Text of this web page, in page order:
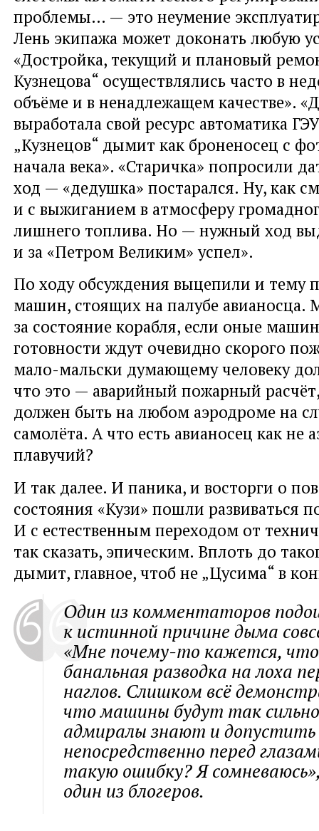
проблемы… — это неумение
Лень экипажа может доконать любую
«Достройка, текущий и плановый
Кузнецова“ осуществлялись часто в
объёме и в ненадлежащем качестве».
выработала свой ресурс автоматика
„Кузнецов“ дымит как броненосец с
начала века». «Старичка» попросили
ход — «дедушка» постарался. Ну, как
и с выжиганием в атмосферу
лишнего топлива. Но — нужный ход
и за «Петром Великим» успел».
По ходу обсуждения выцепили и тему
машин, стоящих на палубе авианосца.
за состояние корабля, если оные
готовности ждут очевидно скорого
мало-мальски думающему человеку
что это — аварийный пожарный
должен быть на любом аэродроме на
самолёта. А что есть авианосец как не
плавучий?
И так далее. И паника, и восторги о
состояния «Кузи» пошли развиваться
И с естественным переходом от
так сказать, эпическим. Вплоть до
дымит, главное, чтоб не „Цусима“ в
Один из комментаторов
к истинной причине дыма
«Мне почему-то кажется,
банальная разводка на лоха
наглов. Слишком всё
что машины будут так
адмиралы знают и допустить
непосредственно перед
такую ошибку? Я
один из блогеров.